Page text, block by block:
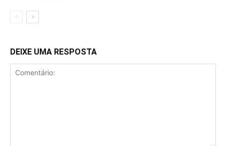
DEIXE UMA RESPOSTA